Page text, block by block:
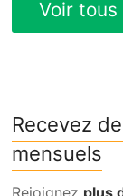
Recevez
mensuels